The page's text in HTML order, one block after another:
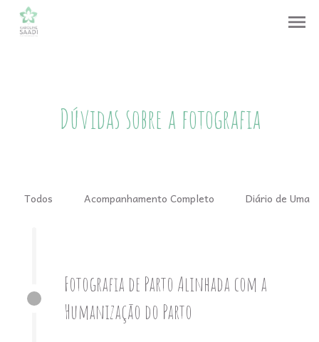
menu
Dúvidas sobre a fotografia
Todos Acompanhamento Completo Diário de Uma
Fotografia de Parto Alinhada com a
Humanização do Parto